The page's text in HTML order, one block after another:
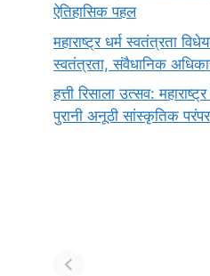
ऐतिहासिक पहल
महाराष्ट्र धर्म स्वतंत्रता
स्वतंत्रता, संवैधानिक
हत्ती रिसाला उत्सव:
पुरानी अनूठी सांस्कृतिक
किसे कहते है?